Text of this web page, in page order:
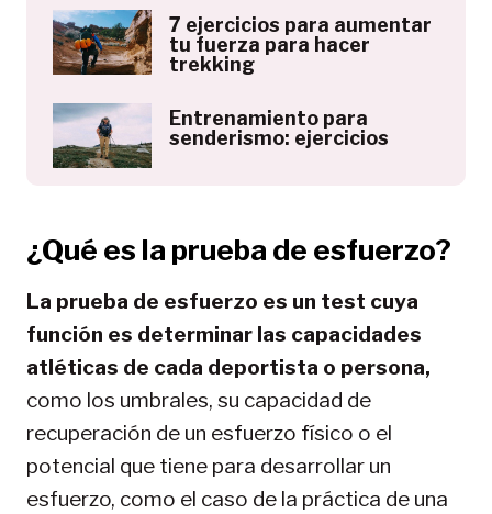
7 ejercicios para aumentar
tu fuerza para hacer
trekking
Entrenamiento para
senderismo: ejercicios
¿Qué es la prueba de esfuerzo?
La prueba de esfuerzo es un test cuya
función es determinar las capacidades
atléticas de cada deportista o persona,
como los umbrales, su capacidad de
recuperación de un esfuerzo físico o el
potencial que tiene para desarrollar un
esfuerzo, como el caso de la práctica de una